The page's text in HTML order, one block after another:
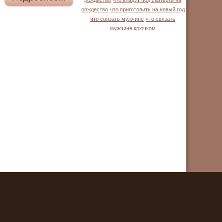
рождество что приготовить на новый год
что связать мужчине что связать
мужчине крючком